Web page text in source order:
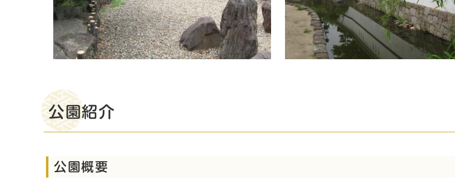
公園紹介
公園概要